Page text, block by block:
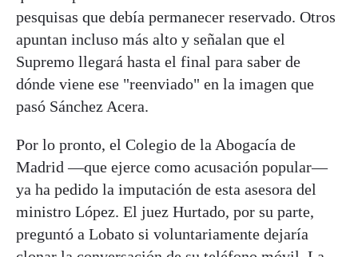
pesquisas que debía permanecer reservado. Otros
apuntan incluso más alto y señalan que el
Supremo llegará hasta el final para saber de
dónde viene ese "reenviado" en la imagen que
pasó Sánchez Acera.
Por lo pronto, el Colegio de la Abogacía de
Madrid —que ejerce como acusación popular—
ya ha pedido la imputación de esta asesora del
ministro López. El juez Hurtado, por su parte,
preguntó a Lobato si voluntariamente dejaría